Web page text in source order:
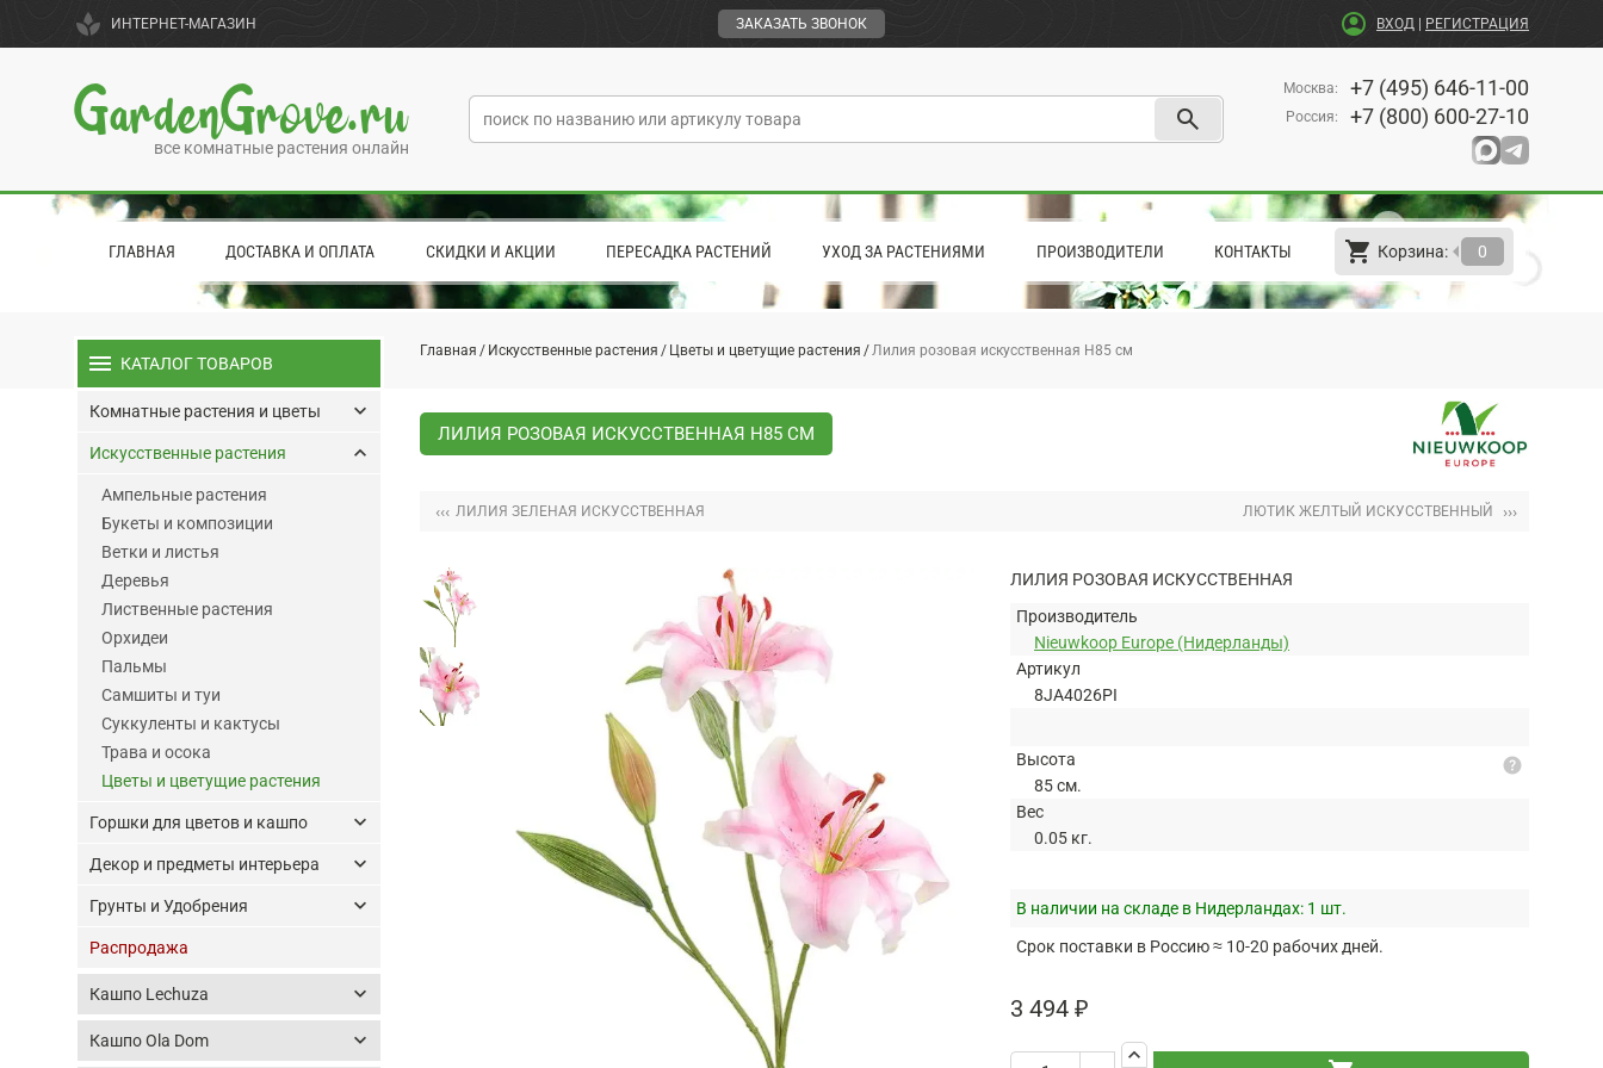
spa ИНТЕРНЕТ-МАГАЗИН ЗАКАЗАТЬ ЗВОНОК account_circle ВХОД РЕГИСТРАЦИЯ
GardenGrove.ru
все комнатные растения онлайн
search
Москва: +7 (495) 646-11-00
Россия: +7 (800) 600-27-10
ГЛАВНАЯ ДОСТАВКА И ОПЛАТА СКИДКИ И АКЦИИ ПЕРЕСАДКА РАСТЕНИЙ УХОД ЗА РАСТЕНИЯМИ ПРОИЗВОДИТЕЛИ КОНТАКТЫ shopping_cart Корзина: 0
arrow_left
Главная Искусственные растения Цветы и цветущие растения Лилия розовая искусственная H85 см
ЛИЛИЯ РОЗОВАЯ ИСКУССТВЕННАЯ H85 СМ
‹‹‹ ЛИЛИЯ ЗЕЛЕНАЯ ИСКУССТВЕННАЯ ЛЮТИК ЖЕЛТЫЙ ИСКУССТВЕННЫЙ ›››
ЛИЛИЯ РОЗОВАЯ ИСКУССТВЕННАЯ
Производитель
Nieuwkoop Europe (Нидерланды)
Артикул
8JA4026PI
Высота
85 см.
Вес
0.05 кг.
help
В наличии на складе в Нидерландах: 1 шт.
Срок поставки в Россию ≈ 10-20 рабочих дней.
3 494 ₽
keyboard_arrow_up
menu КАТАЛОГ ТОВАРОВ
Комнатные растения и цветы keyboard_arrow_down
Искусственные растения keyboard_arrow_up
Ампельные растения
Букеты и композиции
Ветки и листья
Деревья
Лиственные растения
Орхидеи
Пальмы
Самшиты и туи
Суккуленты и кактусы
Трава и осока
Цветы и цветущие растения
Горшки для цветов и кашпо keyboard_arrow_down
Декор и предметы интерьера keyboard_arrow_down
Грунты и Удобрения keyboard_arrow_down
Распродажа
Кашпо Lechuza keyboard_arrow_down
Кашпо Ola Dom keyboard_arrow_down